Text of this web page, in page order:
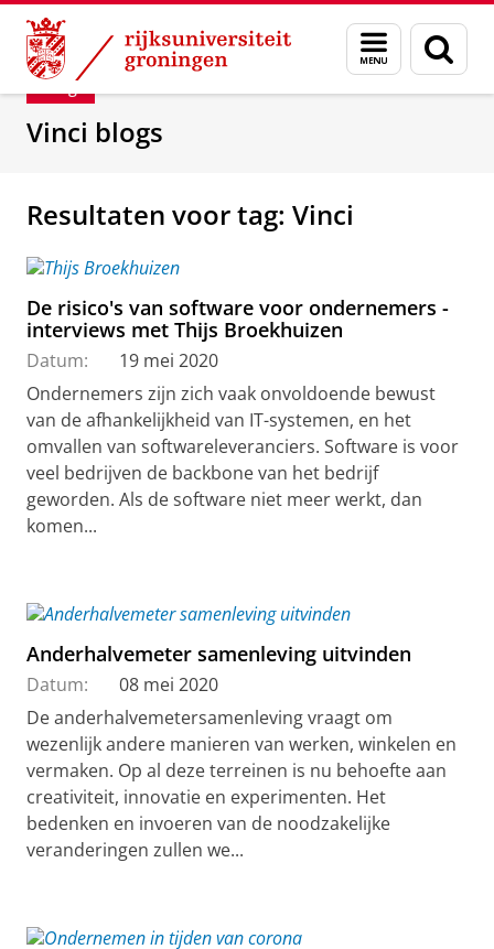
Skip
Content
Skip
Navigation
Menu
en
zoeken
Department of Innovation Management &
Blog
Vinci blogs
Resultaten voor tag: Vinci
De risico's van software voor ondernemers -
interviews met Thijs Broekhuizen
Datum:
19 mei 2020
Ondernemers zijn zich vaak onvoldoende bewust
van de afhankelijkheid van IT-systemen, en het
omvallen van softwareleveranciers. Software is voor
veel bedrijven de backbone van het bedrijf
geworden. Als de software niet meer werkt, dan
komen...
Anderhalvemeter samenleving uitvinden
Datum:
08 mei 2020
De anderhalvemetersamenleving vraagt om
wezenlijk andere manieren van werken, winkelen en
vermaken. Op al deze terreinen is nu behoefte aan
creativiteit, innovatie en experimenten. Het
bedenken en invoeren van de noodzakelijke
veranderingen zullen we...